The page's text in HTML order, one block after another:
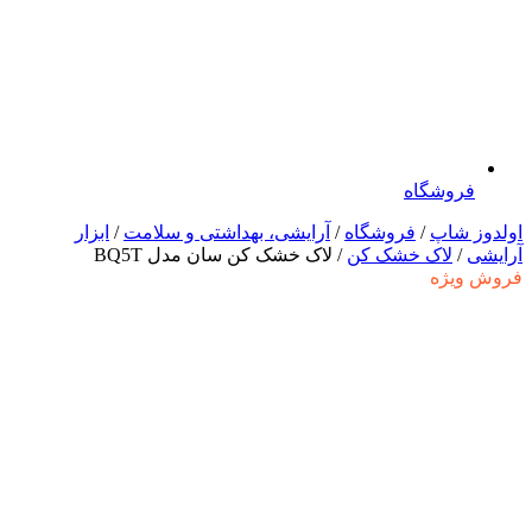
فروشگاه
اولدوز شاپ / فروشگاه / آرایشی، بهداشتی و سلامت / ابزار
آرایشی / لاک خشک کن / لاک خشک کن سان مدل BQ5T
فروش ویژه